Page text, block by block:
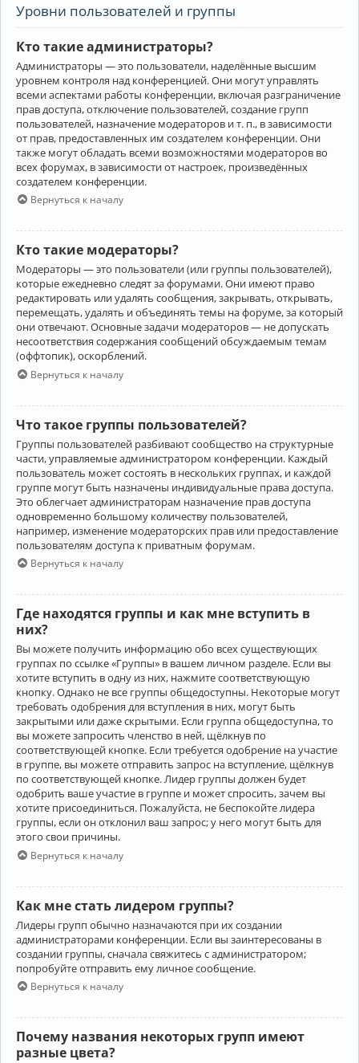
Уровни пользователей и группы
Кто такие администраторы?
Администраторы — это пользователи, наделённые высшим
уровнем контроля над конференцией. Они могут управлять
всеми аспектами работы конференции, включая разграничение
прав доступа, отключение пользователей, создание групп
пользователей, назначение модераторов и т. п., в зависимости
от прав, предоставленных им создателем конференции. Они
также могут обладать всеми возможностями модераторов во
всех форумах, в зависимости от настроек, произведённых
создателем конференции.
Вернуться к началу
Кто такие модераторы?
Модераторы — это пользователи (или группы пользователей),
которые ежедневно следят за форумами. Они имеют право
редактировать или удалять сообщения, закрывать, открывать,
перемещать, удалять и объединять темы на форуме, за который
они отвечают. Основные задачи модераторов — не допускать
несоответствия содержания сообщений обсуждаемым темам
(оффтопик), оскорблений.
Вернуться к началу
Что такое группы пользователей?
Группы пользователей разбивают сообщество на структурные
части, управляемые администратором конференции. Каждый
пользователь может состоять в нескольких группах, и каждой
группе могут быть назначены индивидуальные права доступа.
Это облегчает администраторам назначение прав доступа
одновременно большому количеству пользователей,
например, изменение модераторских прав или предоставление
пользователям доступа к приватным форумам.
Вернуться к началу
Где находятся группы и как мне вступить в
них?
Вы можете получить информацию обо всех существующих
группах по ссылке «Группы» в вашем личном разделе. Если вы
хотите вступить в одну из них, нажмите соответствующую
кнопку. Однако не все группы общедоступны. Некоторые могут
требовать одобрения для вступления в них, могут быть
закрытыми или даже скрытыми. Если группа общедоступна, то
вы можете запросить членство в ней, щёлкнув по
соответствующей кнопке. Если требуется одобрение на участие
в группе, вы можете отправить запрос на вступление, щёлкнув
по соответствующей кнопке. Лидер группы должен будет
одобрить ваше участие в группе и может спросить, зачем вы
хотите присоединиться. Пожалуйста, не беспокойте лидера
группы, если он отклонил ваш запрос; у него могут быть для
этого свои причины.
Вернуться к началу
Как мне стать лидером группы?
Лидеры групп обычно назначаются при их создании
администраторами конференции. Если вы заинтересованы в
создании группы, сначала свяжитесь с администратором;
попробуйте отправить ему личное сообщение.
Вернуться к началу
Почему названия некоторых групп имеют
разные цвета?